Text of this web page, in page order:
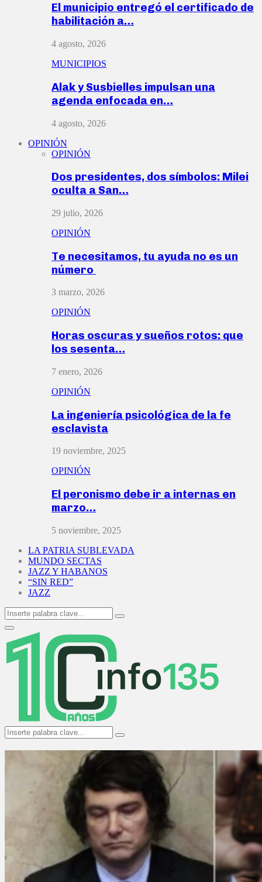
El municipio entregó el certificado de
habilitación a…
4 agosto, 2026
MUNICIPIOS
Alak y Susbielles impulsan una
agenda enfocada en…
4 agosto, 2026
OPINIÓN
OPINIÓN
Dos presidentes, dos símbolos: Milei
oculta a San…
29 julio, 2026
OPINIÓN
Te necesitamos, tu ayuda no es un
número
3 marzo, 2026
OPINIÓN
Horas oscuras y sueños rotos: que
los sesenta…
7 enero, 2026
OPINIÓN
La ingeniería psicológica de la fe
esclavista
19 noviembre, 2025
OPINIÓN
El peronismo debe ir a internas en
marzo…
5 noviembre, 2025
LA PATRIA SUBLEVADA
MUNDO SECTAS
JAZZ Y HABANOS
“SIN RED”
JAZZ
Search
for:
Search
Primary
Menu
Search
for:
Search